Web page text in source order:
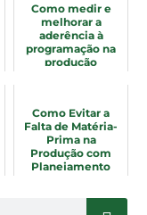
Como medir e
melhorar a
aderência à
programação na
produção
Como Evitar a
Falta de Matéria-
Prima na
Produção com
Planejamento